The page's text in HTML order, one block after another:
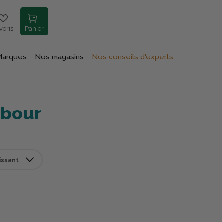
Panier
Nos magasins Nos conseils d'experts